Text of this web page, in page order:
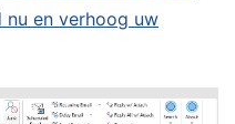
en verhoog uw